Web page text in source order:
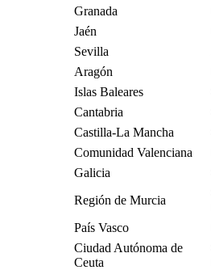
Granada
Jaén
Sevilla
Aragón
Islas Baleares
Cantabria
Castilla-La Mancha
Comunidad Valenciana
Galicia
Región de Murcia
País Vasco
Ciudad Autónoma de
Ceuta